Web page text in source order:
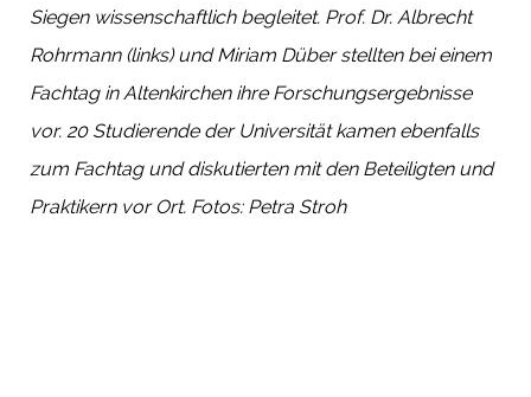
Siegen wissenschaftlich begleitet. Prof. Dr. Albrecht
Rohrmann (links) und Miriam Düber stellten bei einem
Fachtag in Altenkirchen ihre Forschungsergebnisse
vor. 20 Studierende der Universität kamen ebenfalls
zum Fachtag und diskutierten mit den Beteiligten und
Praktikern vor Ort. Fotos: Petra Stroh